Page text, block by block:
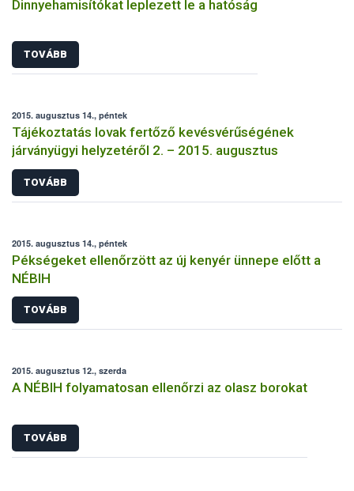
Dinnyehamisítókat leplezett le a hatóság
TOVÁBB
2015. augusztus 14., péntek
Tájékoztatás lovak fertőző kevésvérűségének
járványügyi helyzetéről 2. – 2015. augusztus
TOVÁBB
2015. augusztus 14., péntek
Pékségeket ellenőrzött az új kenyér ünnepe előtt a
NÉBIH
TOVÁBB
2015. augusztus 12., szerda
A NÉBIH folyamatosan ellenőrzi az olasz borokat
TOVÁBB